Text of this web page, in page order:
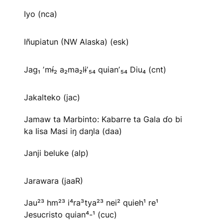
Iyo (nca)
Iñupiatun (NW Alaska) (esk)
Jag₁ ʼmɨ́₂ a₂ma₂lɨʼ₅₄ quianʼ₅₄ Diu₄ (cnt)
Jakalteko (jac)
Jamaw ta Marbinto: Kabarre ta Gala ɗo bi
ka Iisa Masi iŋ daŋla (daa)
Janji beluke (alp)
Jarawara (jaaR)
Jau²³ hm²³ i⁴ra³tya²³ nei² quieh¹ re¹
Jesucristo quian⁴-¹ (cuc)